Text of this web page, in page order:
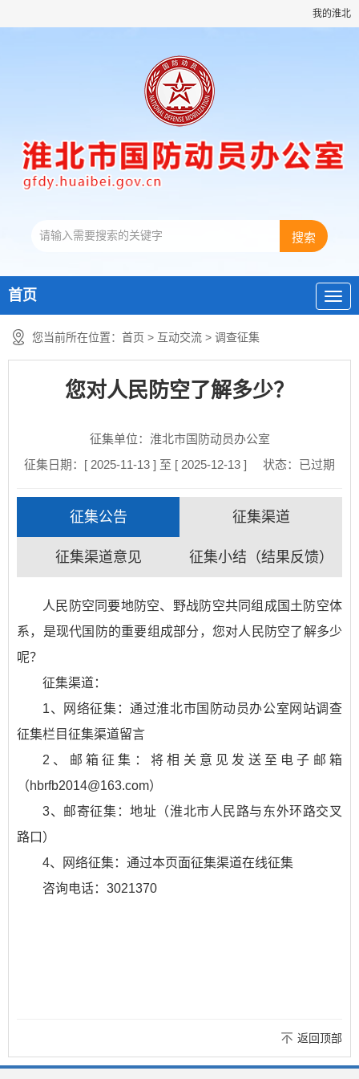
我的淮北
首页
您当前所在位置： 首页 > 互动交流 > 调查征集
您对人民防空了解多少？
征集单位：淮北市国防动员办公室
征集日期：[ 2025-11-13 ] 至 [ 2025-12-13 ]
状态： 已过期
征集公告 征集渠道
征集渠道意见 征集小结（结果反馈）
人民防空同要地防空、野战防空共同组成国土防空体
系，是现代国防的重要组成部分，您对人民防空了解多少
呢？
征集渠道：
1、网络征集：通过淮北市国防动员办公室网站调查
征集栏目征集渠道留言
2、邮箱征集：将相关意见发送至电子邮箱
（hbrfb2014@163.com）
3、邮寄征集：地址（淮北市人民路与东外环路交叉
路口）
4、网络征集：通过本页面征集渠道在线征集
咨询电话：3021370
返回顶部